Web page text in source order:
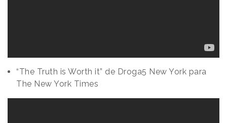
“The Truth is Worth it” de Droga5 New York para
The New York Times